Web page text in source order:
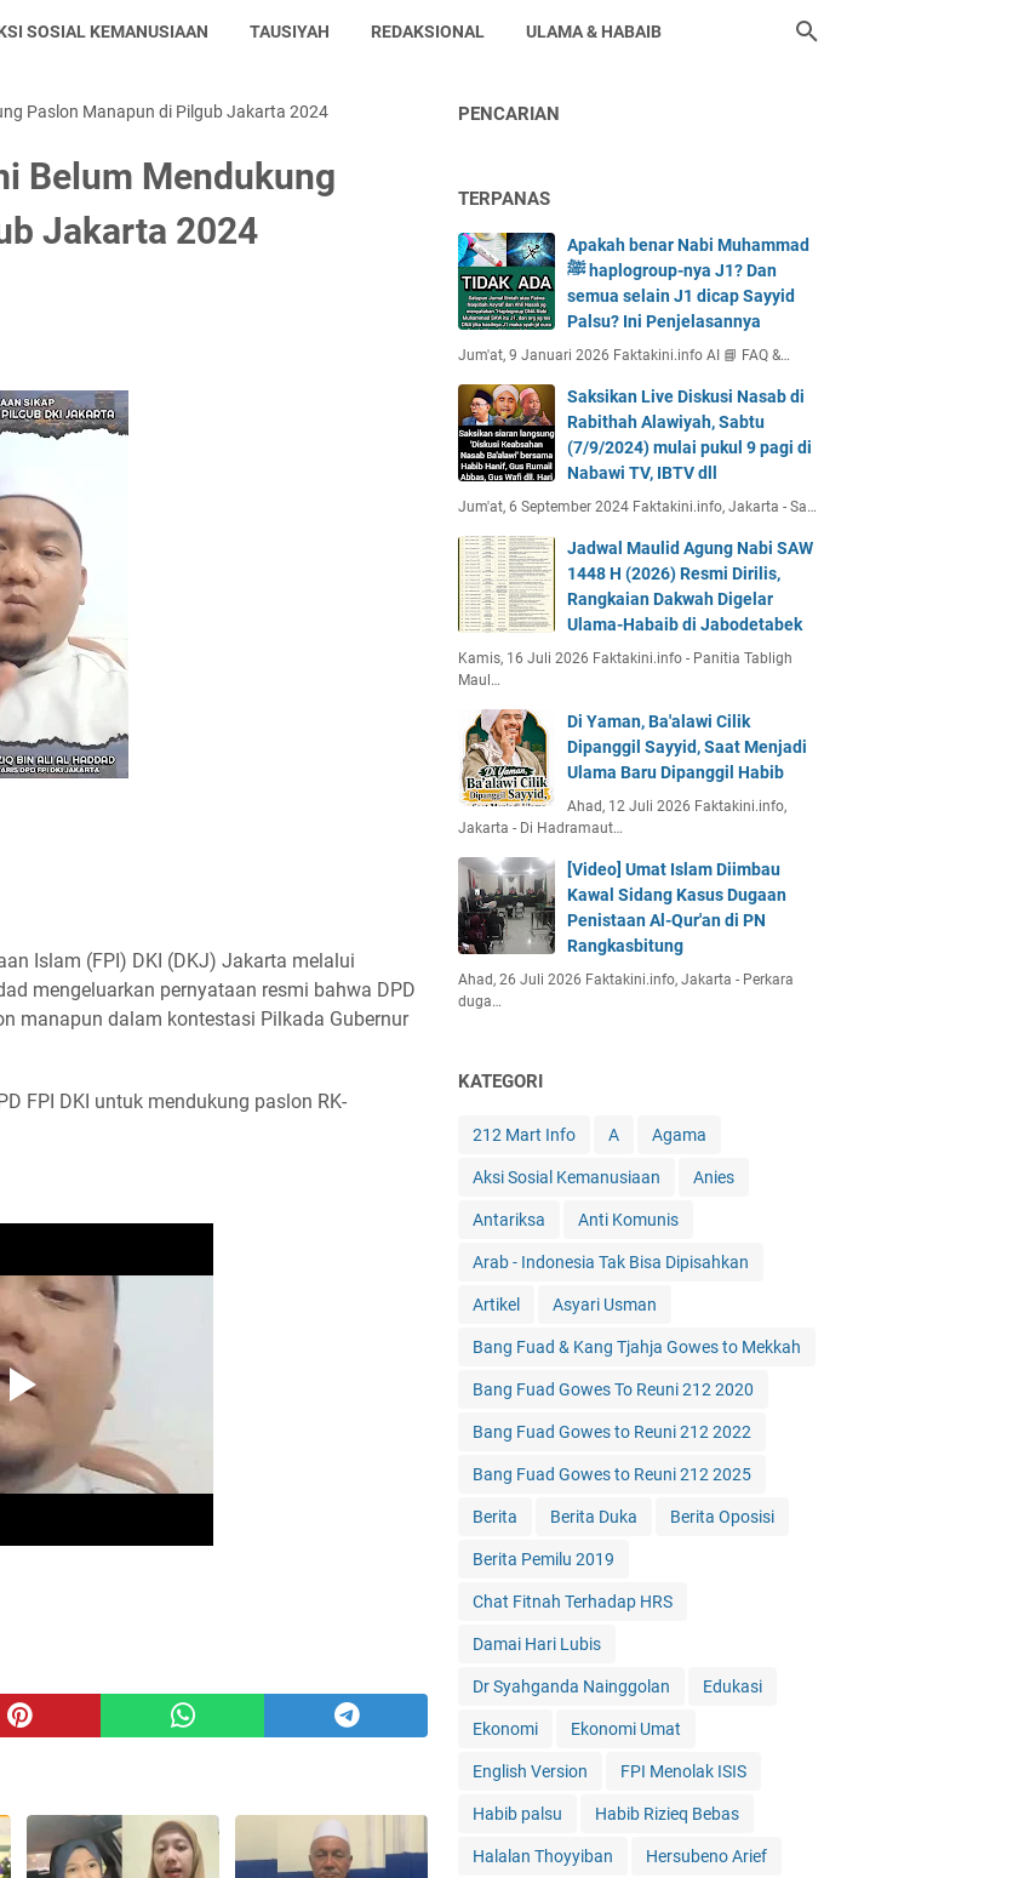
SOSIAL KEMANUSIAAN TAUSIYAH REDAKSIONAL ULAMA & HABAIB
Paslon Manapun di Pilgub Jakarta 2024
Belum Mendukung
Jakarta 2024
Islam (FPI) DKI (DKJ) Jakarta melalui
mengeluarkan pernyataan resmi bahwa DPD
manapun dalam kontestasi Pilkada Gubernur
FPI DKI untuk mendukung paslon RK-
PENCARIAN
TERPANAS
Apakah benar Nabi Muhammad
ﷺ haplogroup-nya J1? Dan
semua selain J1 dicap Sayyid
Palsu? Ini Penjelasannya
Jum'at, 9 Januari 2026 Faktakini.info AI 📘 FAQ &…
Saksikan Live Diskusi Nasab di
Rabithah Alawiyah, Sabtu
(7/9/2024) mulai pukul 9 pagi di
Nabawi TV, IBTV dll
Jum'at, 6 September 2024 Faktakini.info, Jakarta - Sa…
Jadwal Maulid Agung Nabi SAW
1448 H (2026) Resmi Dirilis,
Rangkaian Dakwah Digelar
Ulama-Habaib di Jabodetabek
Kamis, 16 Juli 2026 Faktakini.info - Panitia Tabligh
Maul…
Di Yaman, Ba'alawi Cilik
Dipanggil Sayyid, Saat Menjadi
Ulama Baru Dipanggil Habib
Ahad, 12 Juli 2026 Faktakini.info,
Jakarta - Di Hadramaut…
[Video] Umat Islam Diimbau
Kawal Sidang Kasus Dugaan
Penistaan Al-Qur'an di PN
Rangkasbitung
Ahad, 26 Juli 2026 Faktakini.info, Jakarta - Perkara
duga…
KATEGORI
212 Mart Info A Agama
Aksi Sosial Kemanusiaan Anies
Antariksa Anti Komunis
Arab - Indonesia Tak Bisa Dipisahkan
Artikel Asyari Usman
Bang Fuad & Kang Tjahja Gowes to Mekkah
Bang Fuad Gowes To Reuni 212 2020
Bang Fuad Gowes to Reuni 212 2022
Bang Fuad Gowes to Reuni 212 2025
Berita Berita Duka Berita Oposisi
Berita Pemilu 2019
Chat Fitnah Terhadap HRS
Damai Hari Lubis
Dr Syahganda Nainggolan Edukasi
Ekonomi Ekonomi Umat
English Version FPI Menolak ISIS
Habib palsu Habib Rizieq Bebas
Halalan Thoyyiban Hersubeno Arief